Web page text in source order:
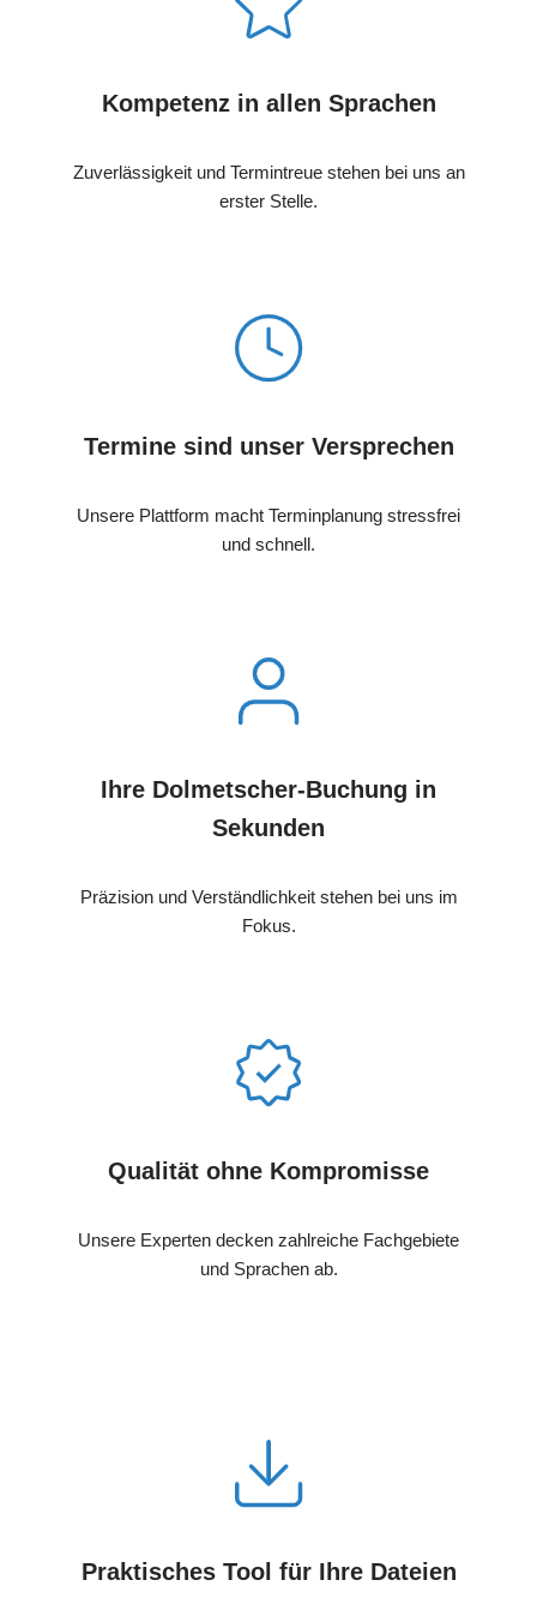
Kompetenz in allen Sprachen
Zuverlässigkeit und Termintreue stehen bei uns an
erster Stelle.
Termine sind unser Versprechen
Unsere Plattform macht Terminplanung stressfrei
und schnell.
Ihre Dolmetscher-Buchung in
Sekunden
Präzision und Verständlichkeit stehen bei uns im
Fokus.
Qualität ohne Kompromisse
Unsere Experten decken zahlreiche Fachgebiete
und Sprachen ab.
Praktisches Tool für Ihre Dateien